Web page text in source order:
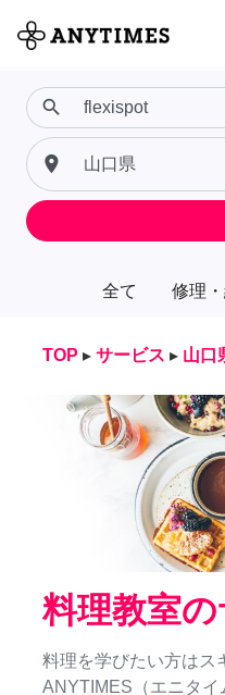
全て 修理
search
place
TOP ▸ サービス ▸ 山口
料理教室
料理を学びたい方はス
ANYTIMES（エニタイ